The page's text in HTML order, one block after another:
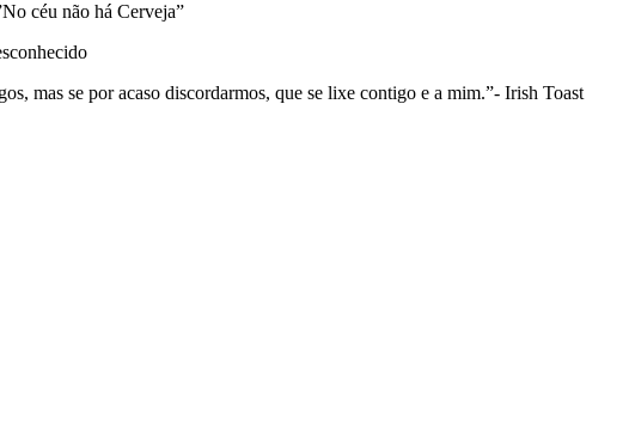
céu não há Cerveja”
mas se por acaso discordarmos, que se lixe contigo e a mim.”- Irish Toast